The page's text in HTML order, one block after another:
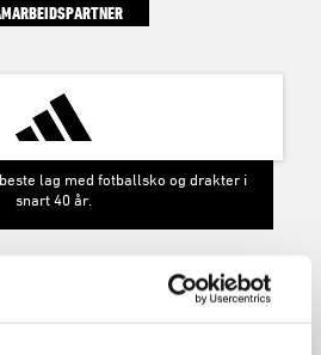
lag med fotballsko og drakter i
snart 40 år.